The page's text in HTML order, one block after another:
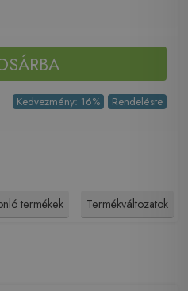
Kedvezmény: 16% Rendelésre
termékek Termékváltozatok